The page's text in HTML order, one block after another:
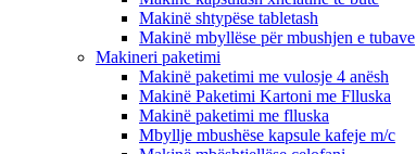
Makinë shtypëse tabletash
Makinë mbyllëse për mbushjen e tubave
Makineri paketimi
Makinë paketimi me vulosje 4 anësh
Makinë Paketimi Kartoni me Flluska
Makinë paketimi me flluska
Mbyllje mbushëse kapsule kafeje m/c